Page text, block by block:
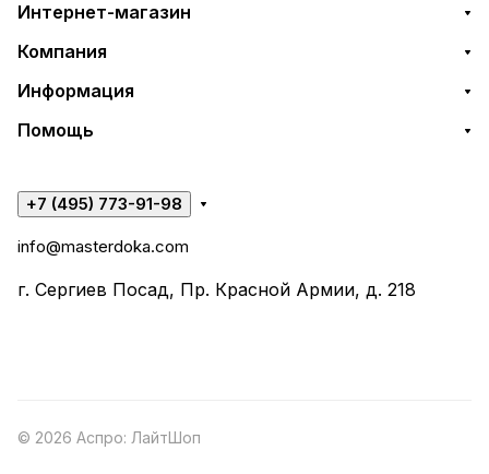
Интернет-магазин
Компания
Информация
Помощь
+7 (495) 773-91-98
info@masterdoka.com
г. Сергиев Посад, Пр. Красной Армии, д. 218
© 2026 Аспро: ЛайтШоп